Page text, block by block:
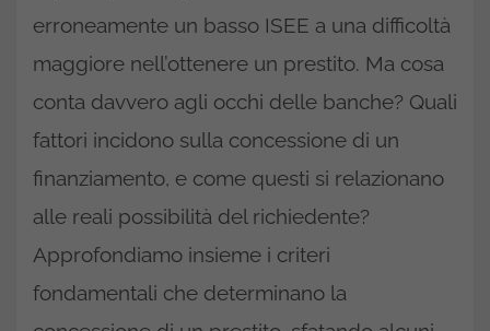
erroneamente un basso ISEE a una difficoltà
maggiore nell’ottenere un prestito. Ma cosa
conta davvero agli occhi delle banche? Quali
fattori incidono sulla concessione di un
finanziamento, e come questi si relazionano
alle reali possibilità del richiedente?
Approfondiamo insieme i criteri
fondamentali che determinano la